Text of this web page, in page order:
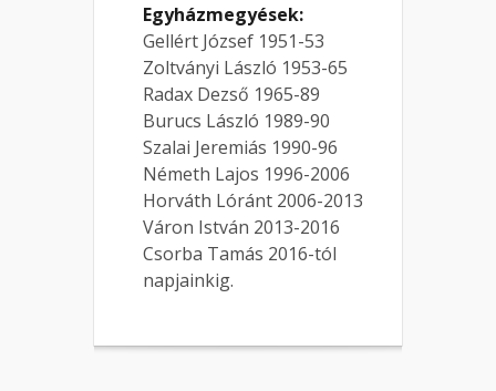
Egyházmegyések:
Gellért József 1951-53
Zoltványi László 1953-65
Radax Dezső 1965-89
Burucs László 1989-90
Szalai Jeremiás 1990-96
Németh Lajos 1996-2006
Horváth Lóránt 2006-2013
Váron István 2013-2016
Csorba Tamás 2016-tól
napjainkig.